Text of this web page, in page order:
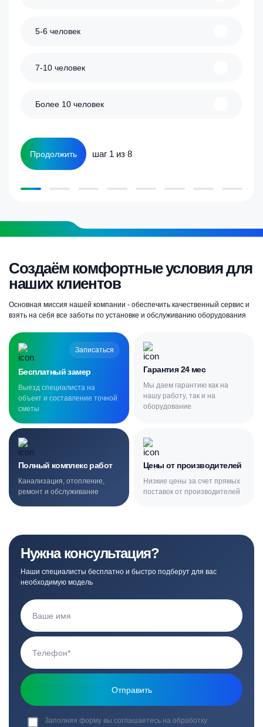
5-6 человек
7-10 человек
Более 10 человек
Продолжить шаг 1 из 8
Создаём комфортные условия для
наших клиентов
Основная миссия нашей компании - обеспечить качественный сервис и
взять на себя все заботы по установке и обслуживанию оборудования
Записаться
Бесплатный замер
Выезд специалиста на
объект и составление точной
сметы
Гарантия 24 мес
Мы даем гарантию как на
нашу работу, так и на
оборудование
Полный комплекс работ
Канализация, отопление,
ремонт и обслуживание
Цены от производителей
Низкие цены за счет прямых
поставок от производителей
Нужна консультация?
Наши специалисты бесплатно и быстро подберут для вас
необходимую модель
Заполняя форму вы соглашаетесь на обработку